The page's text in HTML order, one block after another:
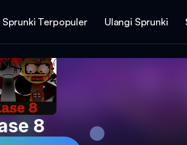
Sprunki Terpopuler Ulangi Sprunki
8